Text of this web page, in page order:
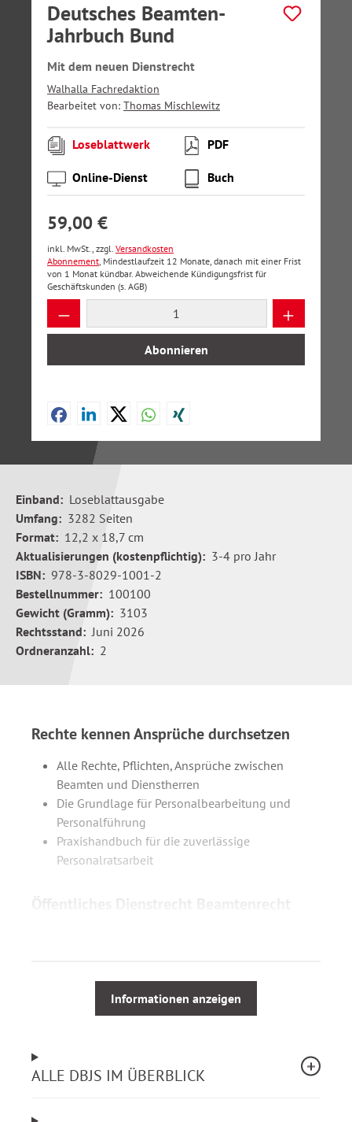
Deutsches Beamten-
Jahrbuch Bund
Mit dem neuen Dienstrecht
Walhalla Fachredaktion
Bearbeitet von: Thomas Mischlewitz
Loseblattwerk PDF
Online-Dienst Buch
59,00 €
inkl. MwSt., zzgl. Versandkosten
Abonnement, Mindestlaufzeit 12 Monate, danach mit einer Frist
von 1 Monat kündbar. Abweichende Kündigungsfrist für
Geschäftskunden (s. AGB)
Produkt Anzahl: Gib den gewünschten
Abonnieren
Einband: Loseblattausgabe
Umfang: 3282 Seiten
Format: 12,2 x 18,7 cm
Aktualisierungen (kostenpflichtig): 3-4 pro Jahr
ISBN: 978-3-8029-1001-2
Bestellnummer: 100100
Gewicht (Gramm): 3103
Rechtsstand: Juni 2026
Ordneranzahl: 2
Rechte kennen Ansprüche durchsetzen
Alle Rechte, Pflichten, Ansprüche zwischen
Beamten und Dienstherren
Die Grundlage für Personalbearbeitung und
Personalführung
Praxishandbuch für die zuverlässige
Personalratsarbeit
Öffentliches Dienstrecht Beamtenrecht
Richtlinien aus den Bereichen Dienstrecht Statusrecht
Reise- und Umzugskostenrecht Soziale
Schutzvorschriften z.B. Familienförderung,
Informationen anzeigen
ALLE DBJS IM ÜBERBLICK